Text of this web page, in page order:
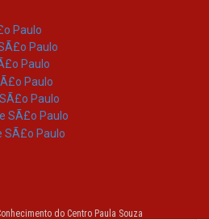
do Centro Paula Souza